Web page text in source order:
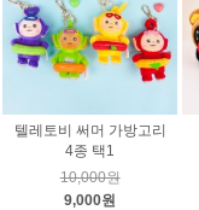
텔레토비 써머 가방고리
4종 택1
10,000원
9,000원